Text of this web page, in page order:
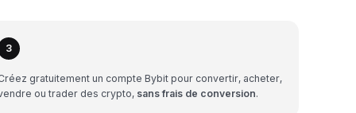
3
gratuitement un compte Bybit pour convertir, acheter,
ou trader des crypto, sans frais de conversion.